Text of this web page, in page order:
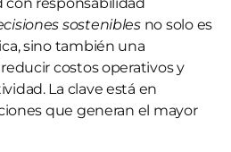
responsabilidad
sosteniblesno solo es
sino también una
costos operativos y
La clave está en
que generan el mayor